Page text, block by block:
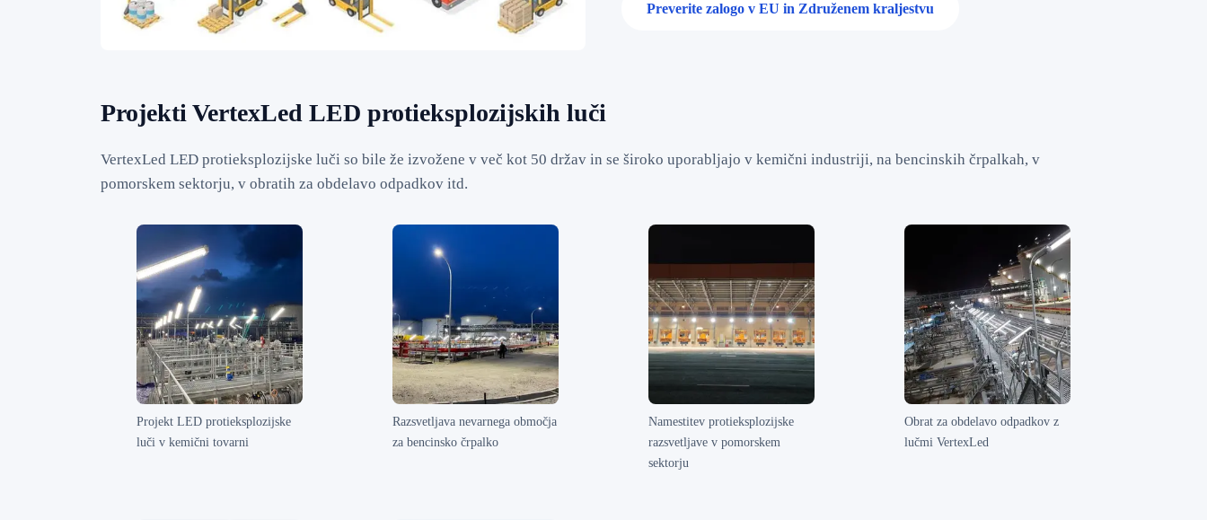
Preverite zalogo v EU in Združenem kraljestvu
Projekti VertexLed LED protieksplozijskih luči
VertexLed LED protieksplozijske luči so bile že izvožene v več kot 50 držav in se široko uporabljajo v kemični industriji, na bencinskih črpalkah, v
pomorskem sektorju, v obratih za obdelavo odpadkov itd.
Projekt LED protieksplozijske
luči v kemični tovarni
Razsvetljava nevarnega območja
za bencinsko črpalko
Namestitev protieksplozijske
razsvetljave v pomorskem
sektorju
Obrat za obdelavo odpadkov z
lučmi VertexLed